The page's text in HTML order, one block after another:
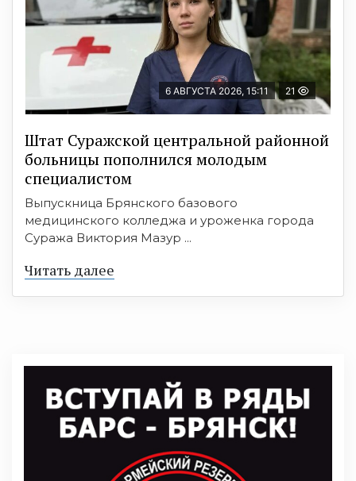
6 АВГУСТА 2026, 15:11 21
Штат Суражской центральной районной
больницы пополнился молодым
специалистом
Выпускница Брянского базового
медицинского колледжа и уроженка города
Суража Виктория Мазур ...
Читать далее